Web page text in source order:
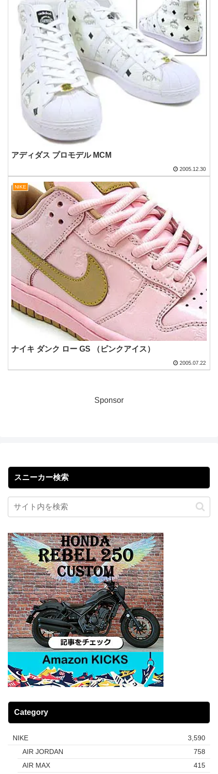
アディダス プロモデル MCM
2005.12.30
NIKE
ナイキ ダンク ロー GS （ピンクアイス）
2005.07.22
Sponsor
スニーカー検索
Category
NIKE
3,590
AIR JORDAN
758
AIR MAX
415